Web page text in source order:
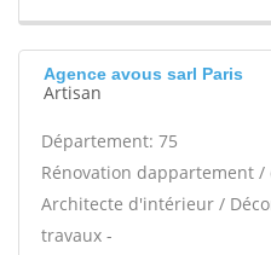
Agence avous sarl Paris
Artisan
Département: 75
Rénovation dappartement
Architecte d'intérieur /
travaux -